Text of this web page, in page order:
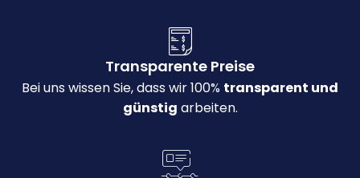
Transparente Preise
Bei uns wissen Sie, dass wir 100% transparent und
günstig arbeiten.